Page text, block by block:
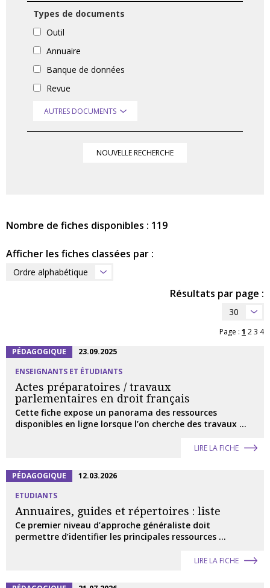
Types de documents
Outil
Annuaire
Banque de données
Revue
AUTRES DOCUMENTS
NOUVELLE RECHERCHE
Nombre de fiches disponibles : 119
Afficher les fiches classées par :
Ordre alphabétique
Résultats par page :
30
Page : 1 23 4
PÉDAGOGIQUE
23.09.2025
ENSEIGNANTS ET ÉTUDIANTS
Actes préparatoires / travaux
parlementaires en droit français
Cette fiche expose un panorama des ressources
disponibles en ligne lorsque l’on cherche des travaux ...
LIRE LA FICHE
PÉDAGOGIQUE
12.03.2026
ETUDIANTS
Annuaires, guides et répertoires : liste
Ce premier niveau d’approche généraliste doit
permettre d’identifier les principales ressources ...
LIRE LA FICHE